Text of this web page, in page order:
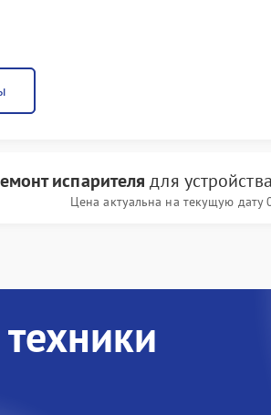
испарителя для устройства
Цена актуальна на текущую дату